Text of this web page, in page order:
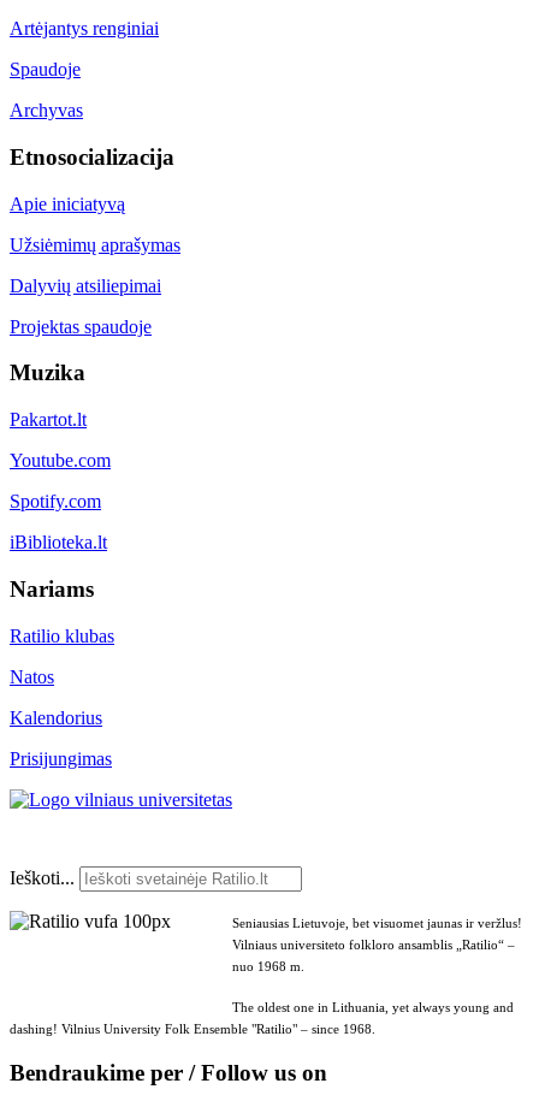
Artėjantys renginiai
Spaudoje
Archyvas
Etnosocializacija
Apie iniciatyvą
Užsiėmimų aprašymas
Dalyvių atsiliepimai
Projektas spaudoje
Muzika
Pakartot.lt
Youtube.com
Spotify.com
iBiblioteka.lt
Nariams
Ratilio klubas
Natos
Kalendorius
Prisijungimas
Ieškoti...
Seniausias Lietuvoje, bet visuomet jaunas ir veržlus!
Vilniaus universiteto folkloro ansamblis „Ratilio“ –
nuo 1968 m.
The oldest one in Lithuania, yet always young and
dashing! Vilnius University Folk Ensemble "Ratilio" – since 1968.
Bendraukime per / Follow us on